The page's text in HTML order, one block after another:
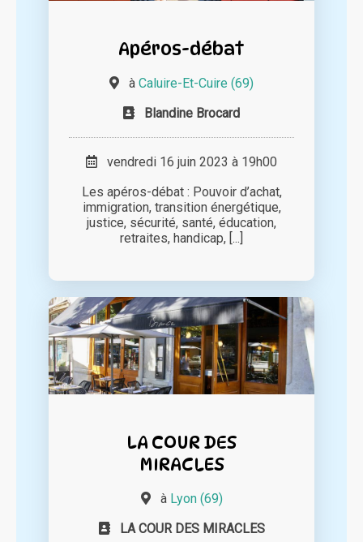
Apéros-débat
à Caluire-Et-Cuire (69)
Blandine Brocard
vendredi 16 juin 2023 à 19h00
Les apéros-débat : Pouvoir d’achat,
immigration, transition énergétique,
justice, sécurité, santé, éducation,
retraites, handicap, [...]
LA COUR DES
MIRACLES
à Lyon (69)
LA COUR DES MIRACLES